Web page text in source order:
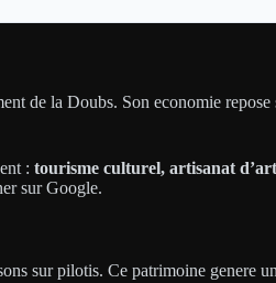
de la Doubs. Son economie
: tourisme culturel, artisanat
sur Google.
sur pilotis. Ce patrimoine genere